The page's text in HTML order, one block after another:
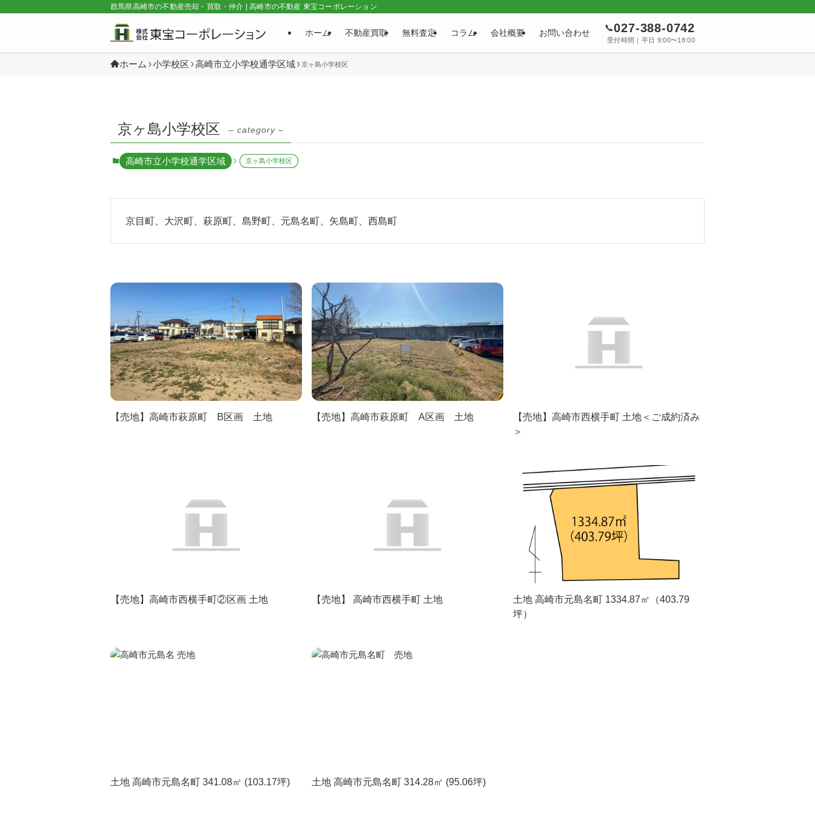
群馬県高崎市の不動産売却・買取・仲介 | 高崎市の不動産 東宝コーポレーション
ホーム 不動産買取 無料査定 コラム 会社概要 お問い合わせ 📞027-388-0742
受付時間｜平日 9:00〜18:00
ホーム 小学校区 高崎市立小学校通学区域 京ヶ島小学校区
京ヶ島小学校区 – category –
高崎市立小学校通学区域 京ヶ島小学校区
京目町、大沢町、萩原町、島野町、元島名町、矢島町、西島町
【売地】高崎市萩原町 B区画 土地 【売地】高崎市萩原町 A区画 土地
【売地】高崎市西横手町 土地＜ご成約済み
＞
【売地】高崎市西横手町②区画 土地 【売地】 高崎市西横手町 土地
土地 高崎市元島名町 1334.87㎡（403.79
坪）
土地 高崎市元島名町 341.08㎡ (103.17坪) 土地 高崎市元島名町 314.28㎡ (95.06坪)